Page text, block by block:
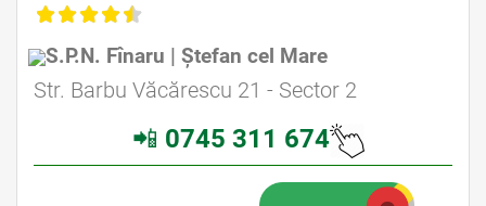
S.P.N. Fînaru | Ștefan cel Mare
Avocat Specializat în Drept Civil • Avocat Specializat în Dreptul Familiei
Str. Barbu Văcărescu 21 - Sector 2
📲 0745 311 674